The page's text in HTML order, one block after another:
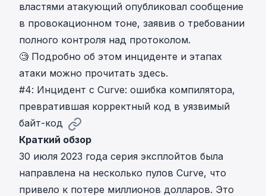
властями атакующий опубликовал сообщение
в провокационном тоне, заявив о требовании
полного контроля над протоколом.
🧐 Подробно об этом инциденте и этапах
атаки можно прочитать здесь.
#4: Инцидент с Curve: ошибка компилятора,
превратившая корректный код в уязвимый
байт-код
Краткий обзор
30 июля 2023 года серия эксплойтов была
направлена на несколько пулов Curve, что
привело к потере миллионов долларов. Это